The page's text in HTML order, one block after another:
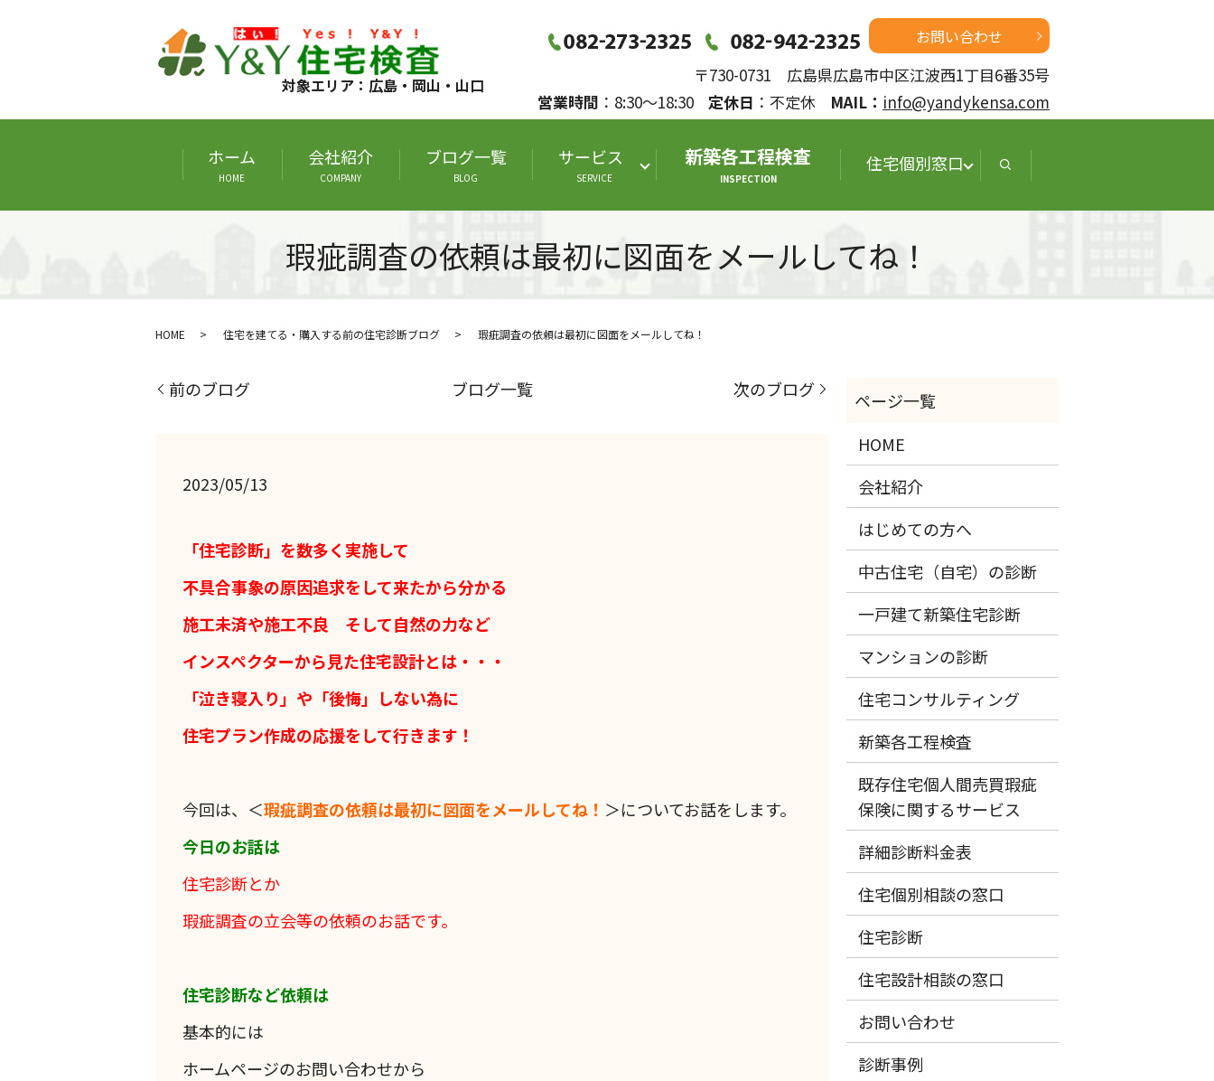
対象エリア：広島・岡山・山口
お問い合わせ
〒730-0731 広島県広島市中区江波西1丁目6番35号
営業時間 ：8:30～18:30 定休日 ：不定休 MAIL： info@yandykensa.com
ホーム
HOME
会社紹介
COMPANY
ブログ一覧
BLOG
サービス
SERVICE
新築各工程検査
INSPECTION
住宅個別窓口
瑕疵調査の依頼は最初に図面をメールしてね！
HOME 住宅を建てる・購入する前の住宅診断ブログ 瑕疵調査の依頼は最初に図面をメールしてね！
前のブログ ブログ一覧 次のブログ
2023/05/13
「住宅診断」を数多く実施して
不具合事象の原因追求をして来たから分かる
施工未済や施工不良 そして自然の力など
インスペクターから見た住宅設計とは・・・
「泣き寝入り」や「後悔」しない為に
住宅プラン作成の応援をして行きます！
今回は、＜瑕疵調査の依頼は最初に図面をメールしてね！ ＞についてお話をします。
今日のお話は
住宅診断とか
瑕疵調査の立会等の依頼のお話です。
住宅診断など依頼は
基本的には
ホームページのお問い合わせから
HOME
会社紹介
はじめての方へ
中古住宅（自宅）の診断
一戸建て新築住宅診断
マンションの診断
住宅コンサルティング
新築各工程検査
既存住宅個人間売買瑕疵
保険に関するサービス
詳細診断料金表
住宅個別相談の窓口
住宅診断
住宅設計相談の窓口
お問い合わせ
診断事例